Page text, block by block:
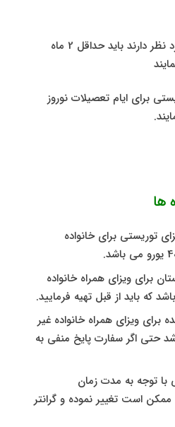
صورتیکه تاریخ خاصی مورد نظر دارند باید حداقل 2 ماه
برای ایام تعصیلات نوروز
ها
توریستی برای خانواده
برای ویزای همراه خانواده
ویزای همراه خانواده غیر
حتی اگر سفارت پایخ منفی به
با توجه به مدت زمان
ممکن است تغییر نموده و گرانتر